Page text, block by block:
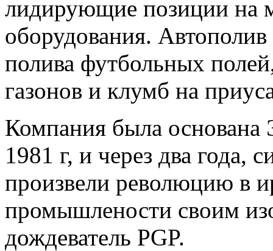
лидирующие позиции на
оборудования.
полива футбольных
газонов и клумб на
Компания была
1981 г, и через два года,
произвели революцию в
промышлености своим
дождеватель PGP.